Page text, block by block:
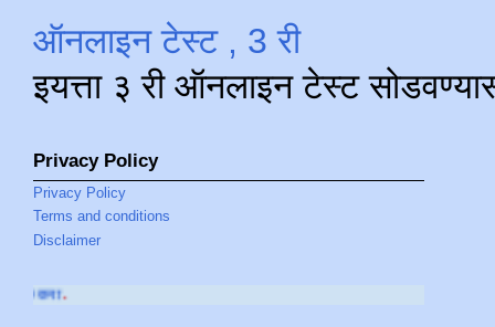
ऑनलाइन टेस्ट , 3 री
इयत्ता ३ री ऑनलाइन टेस्ट
Privacy Policy
Privacy Policy
Terms and conditions
Disclaimer